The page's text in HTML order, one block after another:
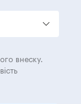
внеску.